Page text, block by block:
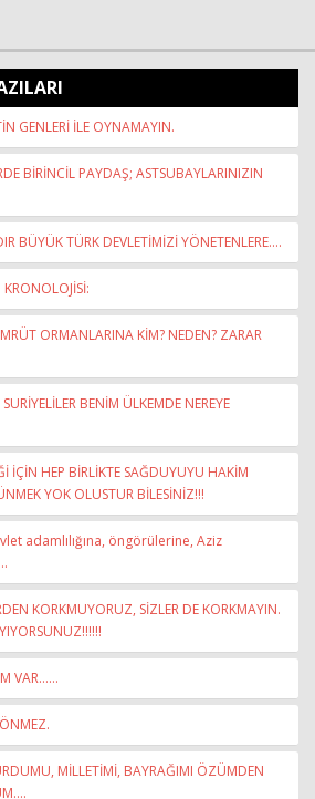
GENLERİ İLE OYNAMAYIN.
BİRİNCİL PAYDAŞ; ASTSUBAYLARINIZIN
BÜYÜK TÜRK DEVLETİMİZİ YÖNETENLERE....
ORMANLARINA KİM? NEDEN? ZARAR
BENİM ÜLKEMDE NEREYE
İÇİN HEP BİRLİKTE SAĞDUYUYU HAKİM
YOK OLUSTUR BİLESİNİZ!!!
adamlılığına, öngörülerine, Aziz
KORKMUYORUZ, SİZLER DE KORKMAYIN.
VAR......
MİLLETİMİ, BAYRAĞIMI ÖZÜMDEN